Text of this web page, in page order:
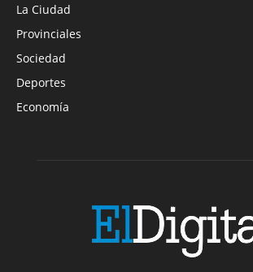
La Ciudad
Provinciales
Sociedad
Deportes
Economía